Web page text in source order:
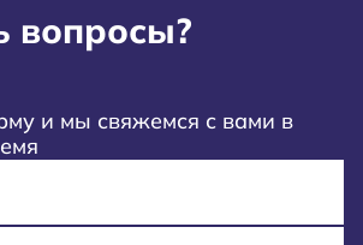
вопросы?
и мы свяжемся с вами в